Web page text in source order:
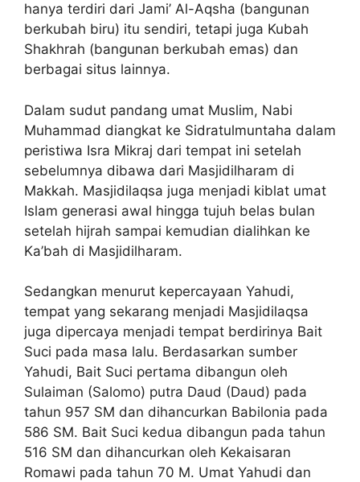
hanya terdiri dari Jami’ Al-Aqsha (bangunan
berkubah biru) itu sendiri, tetapi juga Kubah
Shakhrah (bangunan berkubah emas) dan
berbagai situs lainnya.
Dalam sudut pandang umat Muslim, Nabi
Muhammad diangkat ke Sidratulmuntaha dalam
peristiwa Isra Mikraj dari tempat ini setelah
sebelumnya dibawa dari Masjidilharam di
Makkah. Masjidilaqsa juga menjadi kiblat umat
Islam generasi awal hingga tujuh belas bulan
setelah hijrah sampai kemudian dialihkan ke
Ka’bah di Masjidilharam.
Sedangkan menurut kepercayaan Yahudi,
tempat yang sekarang menjadi Masjidilaqsa
juga dipercaya menjadi tempat berdirinya Bait
Suci pada masa lalu. Berdasarkan sumber
Yahudi, Bait Suci pertama dibangun oleh
Sulaiman (Salomo) putra Daud (Daud) pada
tahun 957 SM dan dihancurkan Babilonia pada
586 SM. Bait Suci kedua dibangun pada tahun
516 SM dan dihancurkan oleh Kekaisaran
Romawi pada tahun 70 M. Umat Yahudi dan